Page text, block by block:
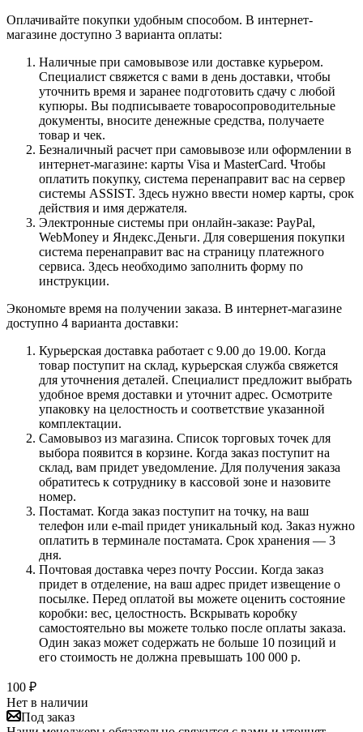
Оплачивайте покупки удобным способом. В интернет-
магазине доступно 3 варианта оплаты:
Наличные при самовывозе или доставке курьером.
Специалист свяжется с вами в день доставки, чтобы
уточнить время и заранее подготовить сдачу с любой
купюры. Вы подписываете товаросопроводительные
документы, вносите денежные средства, получаете
товар и чек.
Безналичный расчет при самовывозе или оформлении в
интернет-магазине: карты Visa и MasterCard. Чтобы
оплатить покупку, система перенаправит вас на сервер
системы ASSIST. Здесь нужно ввести номер карты, срок
действия и имя держателя.
Электронные системы при онлайн-заказе: PayPal,
WebMoney и Яндекс.Деньги. Для совершения покупки
система перенаправит вас на страницу платежного
сервиса. Здесь необходимо заполнить форму по
инструкции.
Экономьте время на получении заказа. В интернет-магазине
доступно 4 варианта доставки:
Курьерская доставка работает с 9.00 до 19.00. Когда
товар поступит на склад, курьерская служба свяжется
для уточнения деталей. Специалист предложит выбрать
удобное время доставки и уточнит адрес. Осмотрите
упаковку на целостность и соответствие указанной
комплектации.
Самовывоз из магазина. Список торговых точек для
выбора появится в корзине. Когда заказ поступит на
склад, вам придет уведомление. Для получения заказа
обратитесь к сотруднику в кассовой зоне и назовите
номер.
Постамат. Когда заказ поступит на точку, на ваш
телефон или e-mail придет уникальный код. Заказ нужно
оплатить в терминале постамата. Срок хранения — 3
дня.
Почтовая доставка через почту России. Когда заказ
придет в отделение, на ваш адрес придет извещение о
посылке. Перед оплатой вы можете оценить состояние
коробки: вес, целостность. Вскрывать коробку
самостоятельно вы можете только после оплаты заказа.
Один заказ может содержать не больше 10 позиций и
его стоимость не должна превышать 100 000 р.
100 ₽
Нет в наличии
Под заказ